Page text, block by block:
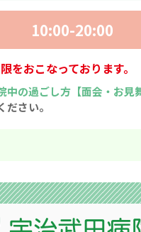
10:00-20:00
をおこなっております。
中の過ごし方【面会・お見
ださい。